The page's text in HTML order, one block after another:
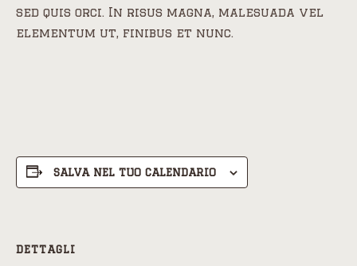
sed quis orci. In risus magna, malesuada vel
elementum ut, finibus et nunc.
SALVA NEL TUO CALENDARIO
DETTAGLI